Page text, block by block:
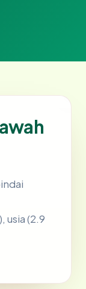
usia (2.9